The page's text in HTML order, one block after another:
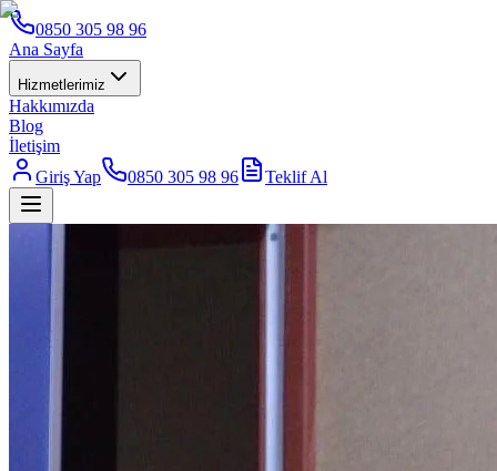
0850 305 98 96
Ana Sayfa
Hizmetlerimiz
Hakkımızda
Blog
İletişim
Giriş Yap
0850 305 98 96 Teklif Al